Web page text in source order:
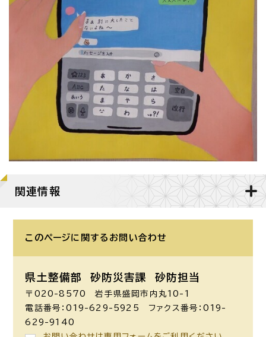
関連情報
このページに関する お問い合わせ
県土整備部 砂防災害課 砂防担当
〒020-8570 岩手県盛岡市内丸10-1
電話番号：019-629-5925 ファクス番号：019-
629-9140